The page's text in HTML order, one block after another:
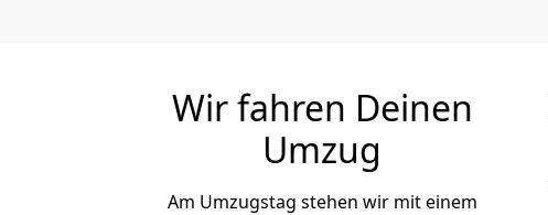
Wir fahren Deinen
Umzug
Am Umzugstag stehen wir mit einem